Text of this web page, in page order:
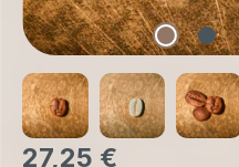
27,25 €